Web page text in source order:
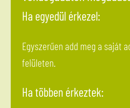
Ha egyedül érkezel:
Egyszerűen add meg a saját
felületen.
Ha többen érkeztek: